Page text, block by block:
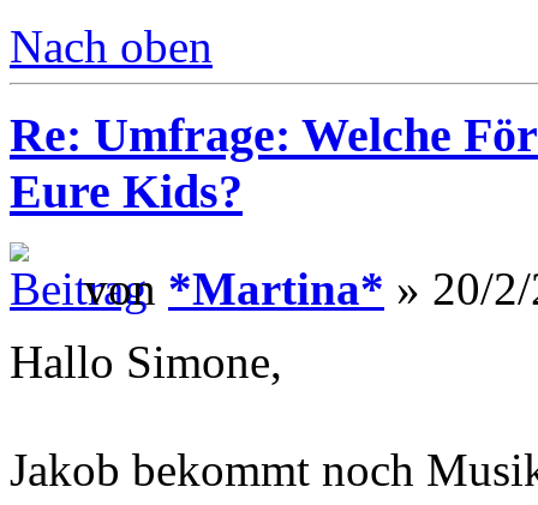
Nach oben
Re: Umfrage: Welche
Eure Kids?
von *Martina* » 20/
Hallo Simone,
Jakob bekommt noch